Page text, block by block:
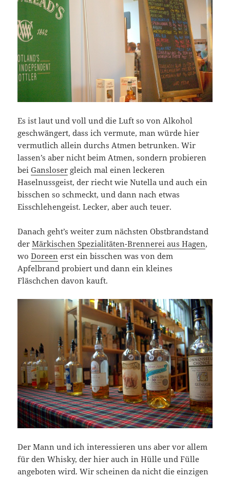
Es ist laut und voll und die Luft so von Alkohol
geschwängert, dass ich vermute, man würde hier
vermutlich allein durchs Atmen betrunken. Wir
lassen’s aber nicht beim Atmen, sondern probieren
beiGansloser gleich mal einen leckeren
Haselnussgeist, der riecht wie Nutella und auch ein
bisschen so schmeckt, und dann nach etwas
Eisschlehengeist. Lecker, aber auch teuer.
Danach geht’s weiter zum nächsten Obstbrandstand
derMärkischen Spezialitäten-Brennerei aus Hagen,
woDoreen erst ein bisschen was von dem
Apfelbrand probiert und dann ein kleines
Fläschchen davon kauft.
Der Mann und ich interessieren uns aber vor allem
für den Whisky, der hier auch in Hülle und Fülle
angeboten wird. Wir scheinen da nicht die einzigen